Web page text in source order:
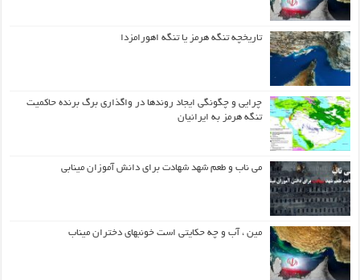
تاریخچه تنگه هرمز یا تنگه اهورامزدا
چرایی و چگونگی ایجاد روندها در واگذاری برگ برنده حاکمیت
تنگه هرمز به ایرانیان
می ناب و طعم شهد شهادت برای دانش آموزان مینابی
مین ، آب و چه حکایتی است خونبهای دختران میناب